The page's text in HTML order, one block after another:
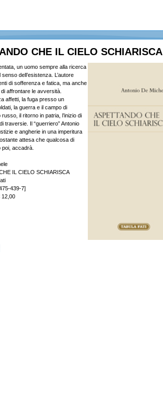
CHE IL CIELO SCHIARISCA
un uomo sempre alla ricerca
dell’esistenza. L’autore
di sofferenza e fatica, ma anche
affrontare le avversità.
affetti, la fuga presso un
la guerra e il campo di
il ritorno in patria, l’inizio di
traversie. Il “guerriero” Antonio
e angherie in una imperitura
attesa che qualcosa di
accadrà.
IL CIELO SCHIARISCA
439-7]
12,00